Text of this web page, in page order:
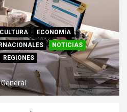
CULTURA
ECONOMÍA
NOTICIAS
REGIONES